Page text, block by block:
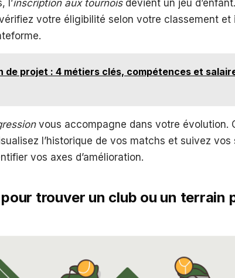
l’inscription aux tournoisdevient un jeu
votre éligibilité selon votre classement et
de projet : 4 métiers clés, compétences et
vous accompagne dans votre évolution.
l’historique de vos matchs et suivez vos
vos axes d’amélioration.
pour trouver un club ou un terrain